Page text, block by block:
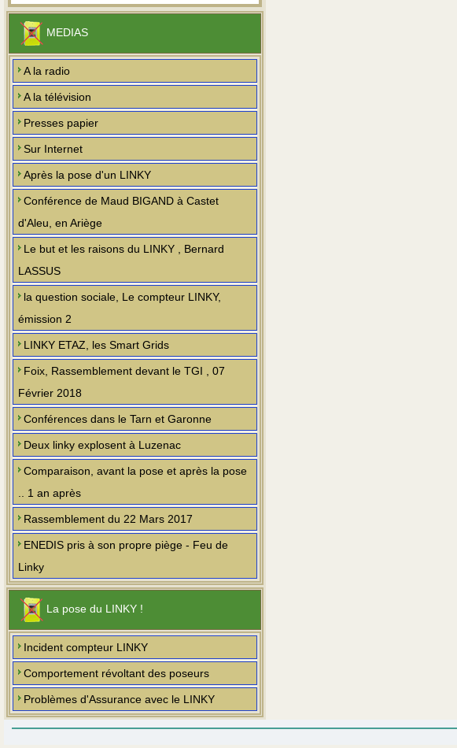
MEDIAS
A la radio
A la télévision
Presses papier
Sur Internet
Après la pose d'un LINKY
Conférence de Maud BIGAND à Castet
d'Aleu, en Ariège
Le but et les raisons du LINKY , Bernard
LASSUS
la question sociale, Le compteur LINKY,
émission 2
LINKY ETAZ, les Smart Grids
Foix, Rassemblement devant le TGI , 07
Février 2018
Conférences dans le Tarn et Garonne
Deux linky explosent à Luzenac
Comparaison, avant la pose et après la pose
.. 1 an après
Rassemblement du 22 Mars 2017
ENEDIS pris à son propre piège - Feu de
Linky
La pose du LINKY !
Incident compteur LINKY
Comportement révoltant des poseurs
Problèmes d'Assurance avec le LINKY